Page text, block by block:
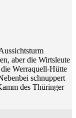
aber die Wirtsleute
Werraquell-Hütte
schnuppert
des Thüringer